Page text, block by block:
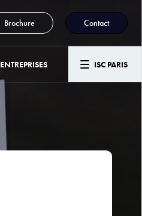
Brochure Contact
ENTREPRISES ISC PARIS